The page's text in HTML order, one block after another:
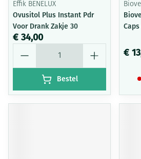
Effik BENELUX
Ovusitol Plus Instant Pdr
Voor Drank Zakje 30
€ 34,00
Bestel
€